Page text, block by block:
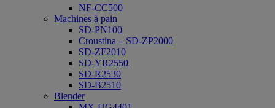
NF-CC500
Machines à pain
SD-PN100
Croustina – SD-ZP2000
SD-ZF2010
SD-YR2550
SD-R2530
SD-B2510
Blender